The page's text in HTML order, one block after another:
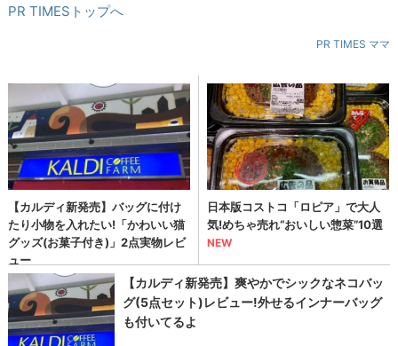
PR TIMESトップへ
PR TIMES ママ